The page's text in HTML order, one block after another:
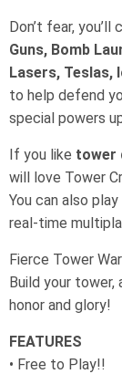
Don’t fear, you’ll
Guns, Bomb
Lasers, Teslas,
to help defend
special powers
If you like tower
will love Tower
You can also
real-time
Fierce Tower
Build your tower,
honor and glory!
FEATURES
• Free to Play!!